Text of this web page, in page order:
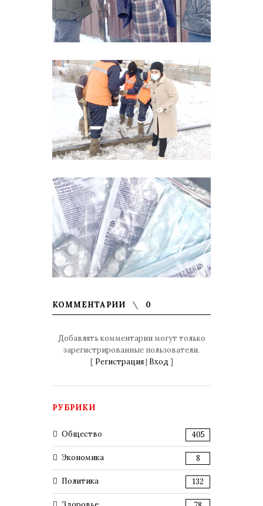
КОММЕНТАРИИ 0
Добавлять комментарии могут только
зарегистрированные пользователи.
[ Регистрация| Вход ]
РУБРИКИ
Общество 405
Экономика 8
Политика 132